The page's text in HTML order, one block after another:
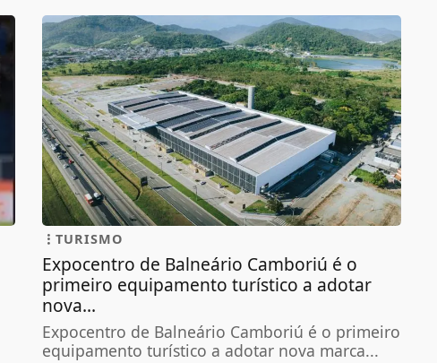
TURISMO
Expocentro de Balneário Camboriú é o
primeiro equipamento turístico a adotar
nova...
Expocentro de Balneário Camboriú é o primeiro
equipamento turístico a adotar nova marca...